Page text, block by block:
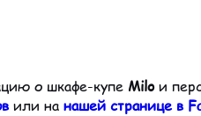
о шкафе-купе Miloи
или на нашей странице в